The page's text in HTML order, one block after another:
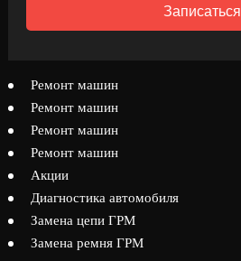
Записаться
Ремонт машин
Ремонт машин
Ремонт машин
Ремонт машин
Акции
Диагностика автомобиля
Замена цепи ГРМ
Замена ремня ГРМ